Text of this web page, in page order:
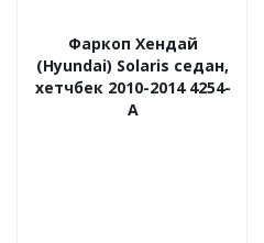
Фаркоп Хендай
(Hyundai) Solaris седан,
хетчбек 2010-2014 4254-
A